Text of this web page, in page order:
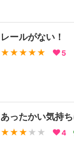
レールがない！
★★★★★ 5
あったかい気持
★★★ ★★ 4